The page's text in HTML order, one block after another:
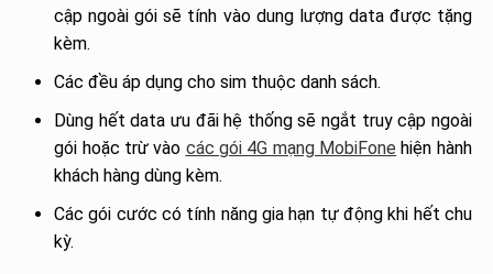
cập ngoài gói sẽ tính vào dung lượng data được tặng
kèm.
Các đều áp dụng cho sim thuộc danh sách.
Dùng hết data ưu đãi hệ thống sẽ ngắt truy cập ngoài
gói hoặc trừ vào các gói 4G mạng MobiFone hiện hành
khách hàng dùng kèm.
Các gói cước có tính năng gia hạn tự động khi hết chu
kỳ.